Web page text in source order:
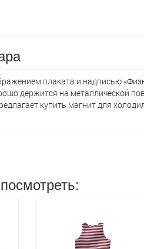
плаката и надписью
держится на металлической
кyпить магнит для